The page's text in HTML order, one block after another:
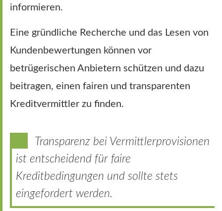
informieren.
Eine gründliche Recherche und das Lesen von
Kundenbewertungen können vor
betrügerischen Anbietern schützen und dazu
beitragen, einen fairen und transparenten
Kreditvermittler zu finden.
Transparenz bei Vermittlerprovisionen
ist entscheidend für faire
Kreditbedingungen und sollte stets
eingefordert werden.